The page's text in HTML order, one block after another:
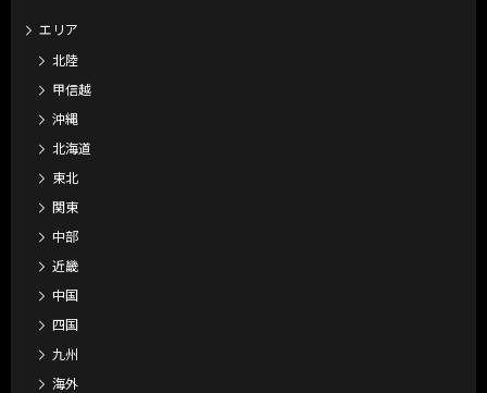
エリア
北陸
甲信越
沖縄
北海道
東北
関東
中部
近畿
中国
四国
九州
海外